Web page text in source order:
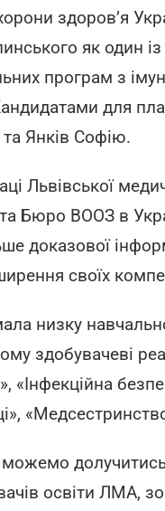
здоров’я
як один
програм з
для
Янків Софію.
Львівської
Бюро ВООЗ в
доказової
своїх
низку
здобувачеві
«Інфекційна
долучитись
освіти ЛМА,